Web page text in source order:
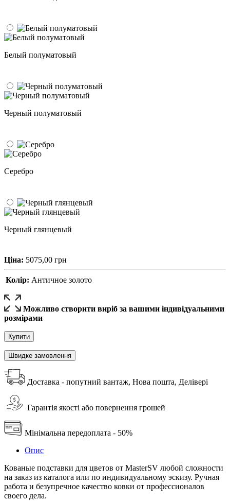
Белый полуматовый
Черный полуматовый
Серебро
Черный глянцевый
Ціна: 5075,00 грн
Колір: Античное золото
Можливо створити виріб за вашими індивідуальними
розмірами
Купити
Швидке замовлення
Доставка - попутний вантаж, Нова пошта, Делівері
Гарантія якості або повернення грошей
Мінімальна передоплата - 50%
Опис
Кованые подставки для цветов от MasterSV любой сложности
на заказ из каталога или по индивидуальному эскизу. Ручная
работа и безупречное качество ковки от профессионалов
своего дела.